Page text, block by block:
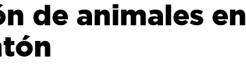
de animales en